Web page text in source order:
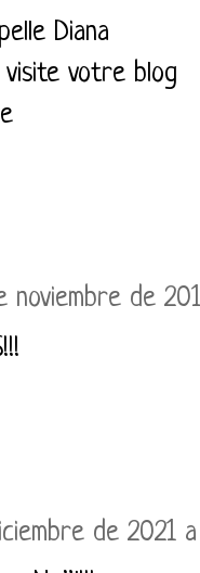
Diana
votre blog
noviembre de
de 2021